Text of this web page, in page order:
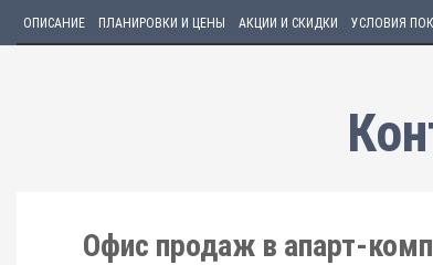
ОПИСАНИЕ ПЛАНИРОВКИ И ЦЕНЫ АКЦИИ И СКИДКИ УСЛОВИЯ
Офис продаж в апарт-